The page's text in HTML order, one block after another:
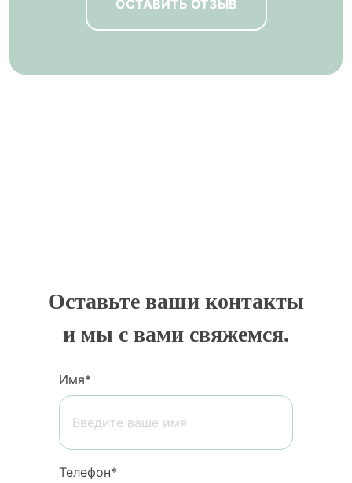
ОСТАВИТЬ ОТЗЫВ
Оставьте ваши контакты
и мы с вами свяжемся.
Имя*
Телефон*